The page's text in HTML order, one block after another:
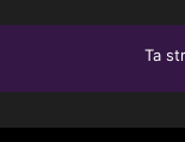
Ta